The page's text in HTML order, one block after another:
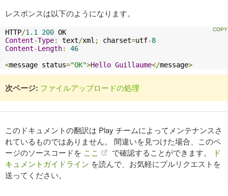
レスポンスは以下のようになります。
HTTP/1.1 200
Content-Type: text/xml ; charset=utf-8
Content-Length:
46
<message status="OK">Hello Guillaume</message>
次ページ: ファイルアップロードの処理
このドキュメントの翻訳は Play チームによってメンテナンスさ
れているものではありません。 間違いを見つけた場合、このペ
ージのソースコードを ここ で確認することができます。
ド
キュメントガイドライン を読んで、お気軽にプルリクエストを
送ってください。